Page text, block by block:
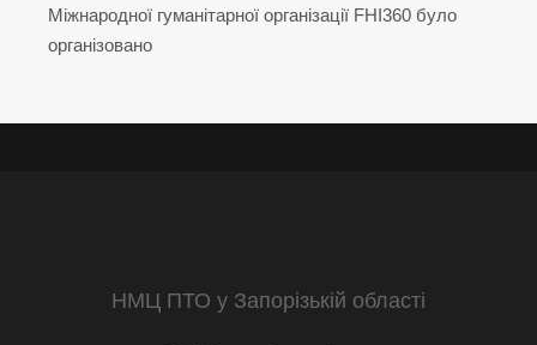
Міжнародної гуманітарної організації FHI360 було
організовано
НМЦ ПТО у Запорізькій області